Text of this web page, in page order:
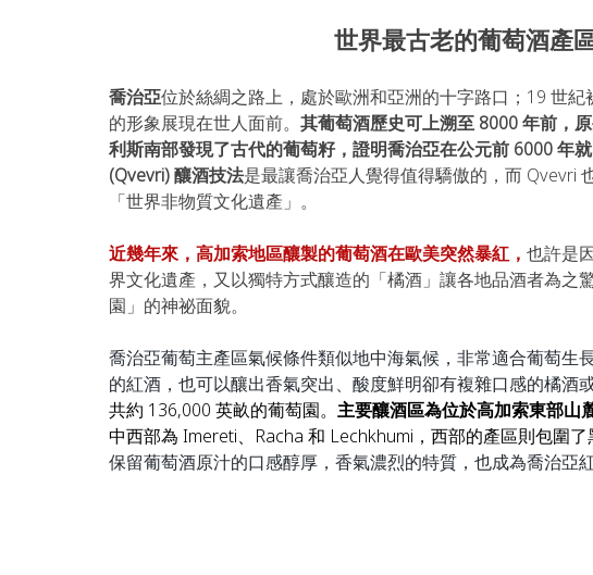
世界最古老的葡萄酒產
喬治亞位於絲綢之路上，處於歐洲和亞洲的十字路口；19 世
的形象展現在世人面前。 其葡萄酒歷史可上溯至 8000 年前，
利斯南部發現了古代的葡萄籽，證明喬治亞在公元前 6000 年
(Qvevri) 釀酒技法是最讓喬治亞人覺得值得驕傲的，而 Qvevri
「世界非物質文化遺產」。
近幾年來，高加索地區釀製的葡萄酒在歐美突然暴紅， 也許是
界文化遺產，又以獨特方式釀造的「橘酒」讓各地品酒者為之
園」的神祕面貌。
喬治亞葡萄主產區氣候條件類似地中海氣候，非常適合葡萄生
的紅酒，也可以釀出香氣突出、酸度鮮明卻有複雜口感的橘酒
共約 136,000 英畝的葡萄園。 主要釀酒區為位於高加索東部山
中西部為 Imereti、 Racha 和 Lechkhumi，西部的產區則包圍了
保留葡萄酒原汁的口感醇厚，香氣濃烈的特質，也成為喬治亞